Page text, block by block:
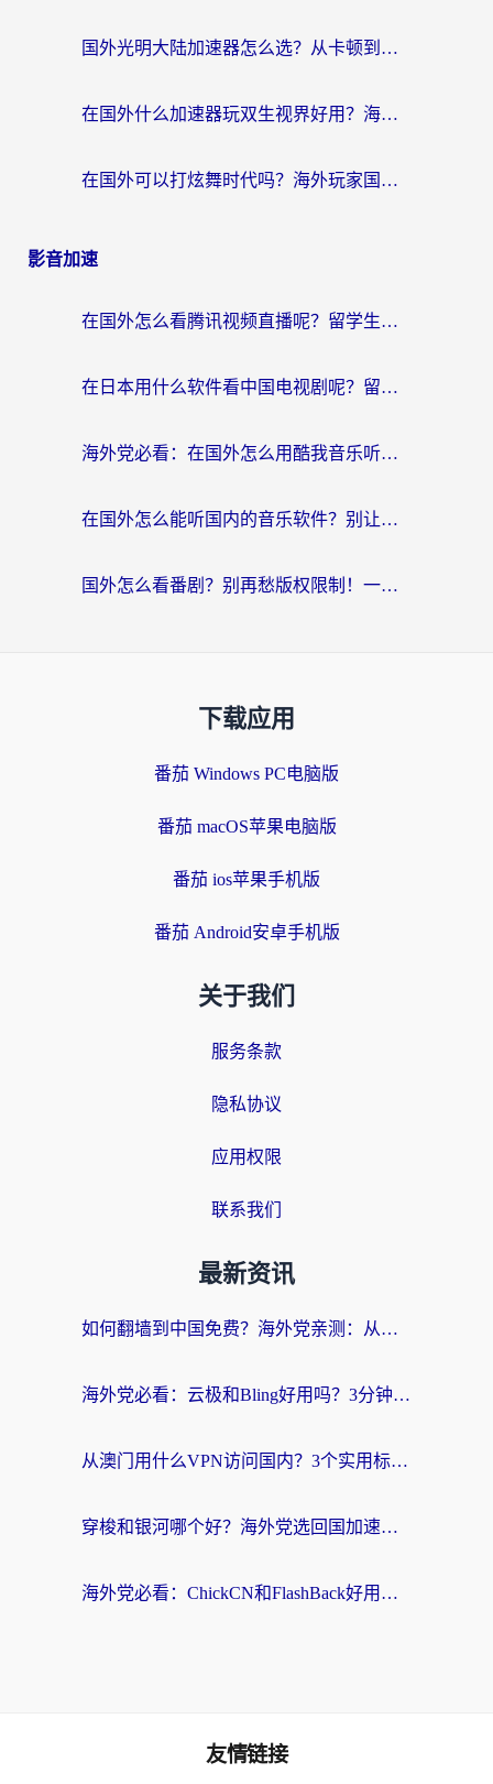
国外光明大陆加速器怎么选？从卡顿到丝滑的终极指南（含德国玩走开外星人墨西哥玩俄罗斯方块技巧）
在国外什么加速器玩双生视界好用？海外党亲测不踩坑的终极指南
在国外可以打炫舞时代吗？海外玩家国服游戏加速全攻略（附实测推荐）
影音加速
在国外怎么看腾讯视频直播呢？留学生亲测有效的回国加速指南
在日本用什么软件看中国电视剧呢？留学生亲测有效的回国加速方案
海外党必看：在国外怎么用酷我音乐听音乐？告别“地区不支持”的实用指南
在国外怎么能听国内的音乐软件？别让版权限制断了你的“中文歌单”
国外怎么看番剧？别再愁版权限制！一个工具解决所有回国追剧难题
下载应用
番茄 Windows PC电脑版
番茄 macOS苹果电脑版
番茄 ios苹果手机版
番茄 Android安卓手机版
关于我们
服务条款
隐私协议
应用权限
联系我们
最新资讯
如何翻墙到中国免费？海外党亲测：从踩坑到选对加速器的全攻略
海外党必看：云极和Bling好用吗？3分钟教你选对回国加速器
从澳门用什么VPN访问国内？3个实用标准帮你避开坑，无缝刷剧听歌
穿梭和银河哪个好？海外党选回国加速器的避坑指南，附番茄加速器实测体验
海外党必看：ChickCN和FlashBack好用吗？3招教你选对回国加速器（附云极、HomeCN、斧牛vs艾果对比）
友情链接